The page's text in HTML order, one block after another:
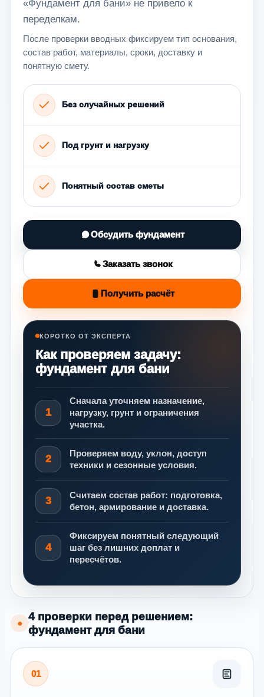
«Фундамент для бани» не привело к
переделкам.
После проверки вводных фиксируем тип основания,
состав работ, материалы, сроки, доставку и
понятную смету.
Без случайных решений
Под грунт и нагрузку
Понятный состав сметы
Обсудить фундамент
Заказать звонок
Получить расчёт
КОРОТКО ОТ ЭКСПЕРТА
Как проверяем задачу:
фундамент для бани
1
Сначала уточняем назначение,
нагрузку, грунт и ограничения
участка.
2
Проверяем воду, уклон, доступ
техники и сезонные условия.
3
Считаем состав работ: подготовка,
бетон, армирование и доставка.
4
Фиксируем понятный следующий
шаг без лишних доплат и
пересчётов.
●
4 проверки перед решением:
фундамент для бани
01